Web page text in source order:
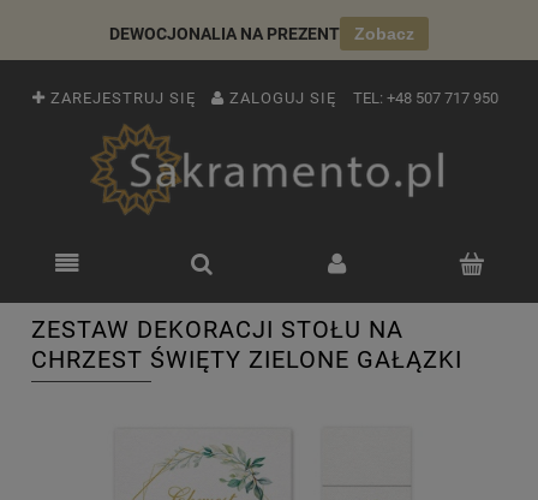
DEWOCJONALIA NA PREZENT Zobacz
ZAREJESTRUJ SIĘ ZALOGUJ SIĘ TEL: +48 507 717 950
ZESTAW DEKORACJI STOŁU NA
CHRZEST ŚWIĘTY ZIELONE GAŁĄZKI